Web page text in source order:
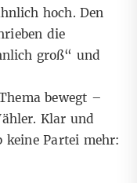
hoch. Den
die
groß“ und
bewegt –
Klar und
keine Partei mehr: